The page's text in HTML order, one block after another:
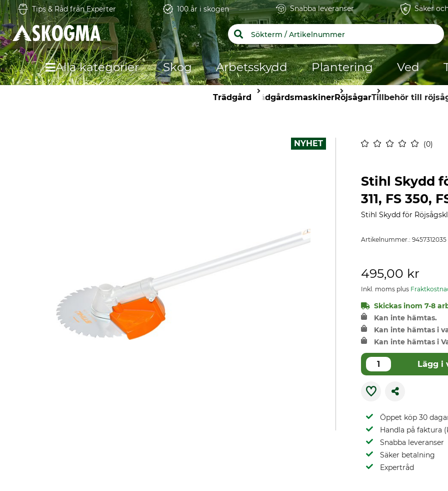
Tips & Råd från Experter 100 år i skogen Snabba leveranser Säker
Alla kategorier Skog Arbetsskydd Plantering Ved
Trädgård TrädgårdsmaskinerRöjsågarTillbehör till
0
NYHET
Stihl Skydd
311, FS 350,
Stihl Skydd för
Artikelnummer.: 9457312035
495,00 kr
Inkl. moms plus
Skickas inom 7-8
Kan inte hämtas.
Kan inte hämtas i
Kan inte hämtas i
Lägg i
Öppet köp 30
Handla på faktura
Snabba leveranser
Säker betalning
Expertråd